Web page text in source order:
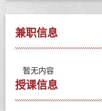
兼职信息
暂无内容
授课信息